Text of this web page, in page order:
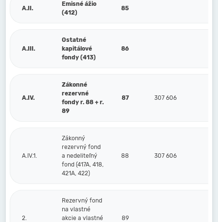
A.II.
Emisné ážio
(412)
85
A.III.
Ostatné
kapitálové
fondy (413)
86
A.IV.
Zákonné
rezervné
fondy r. 88 + r.
89
87 307 606
A.IV.1.
Zákonný
rezervný fond
a nedeliteľný
fond (417A, 418,
421A, 422)
88 307 606
2.
Rezervný fond
na vlastné
akcie a vlastné
89